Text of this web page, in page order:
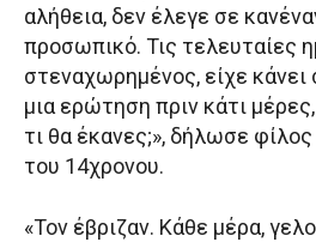
αλήθεια, δεν έλεγε σε
προσωπικό. Τις τελευταίες
στεναχωρημένος, είχε
μια ερώτηση πριν κάτι
τι θα έκανες;», δήλωσε
του 14χρονου.
«Τον έβριζαν. Κάθε μέρα,